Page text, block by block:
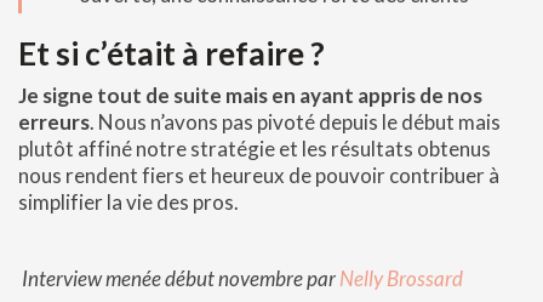
Et si c’était à refaire ?
Je signe tout de suite mais en ayant appris de nos
erreurs. Nous n’avons pas pivoté depuis le début mais
plutôt affiné notre stratégie et les résultats obtenus
nous rendent fiers et heureux de pouvoir contribuer à
simplifier la vie des pros.
Interview menée début novembre parNelly Brossard